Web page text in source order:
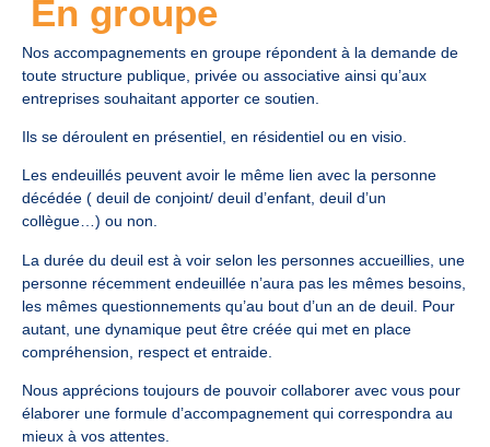
En groupe
Nos accompagnements en groupe répondent à la demande de
toute structure publique, privée ou associative ainsi qu’aux
entreprises souhaitant apporter ce soutien.
Ils se déroulent en présentiel, en résidentiel ou en visio.
Les endeuillés peuvent avoir le même lien avec la personne
décédée ( deuil de conjoint/ deuil d’enfant, deuil d’un
collègue…) ou non.
La durée du deuil est à voir selon les personnes accueillies, une
personne récemment endeuillée n’aura pas les mêmes besoins,
les mêmes questionnements qu’au bout d’un an de deuil. Pour
autant, une dynamique peut être créée qui met en place
compréhension, respect et entraide.
Nous apprécions toujours de pouvoir collaborer avec vous pour
élaborer une formule d’accompagnement qui correspondra au
mieux à vos attentes.